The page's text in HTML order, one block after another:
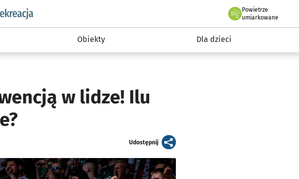
podserwis: Sport i rekreacja
Powietrze
we Wrocławiu
umiarkowane
Obiekty Dla dzieci
w lidze! Ilu
Udostępnijartykuł